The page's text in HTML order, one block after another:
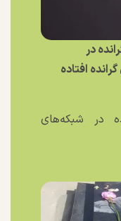
در
افتاده
در شبکه‌های